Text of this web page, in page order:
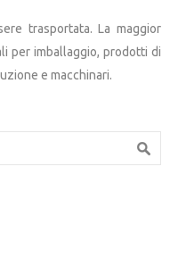
trasportata. La maggior
per imballaggio, prodotti di
e macchinari.